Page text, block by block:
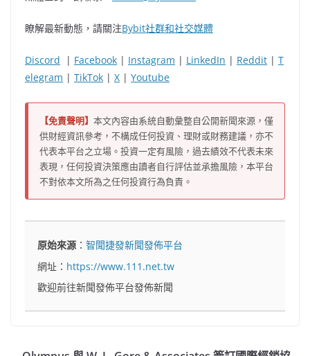
瞭解最新動態，請關注Bybit社群和社交媒體
Discord | Facebook | Instagram | LinkedIn | Reddit | T
elegram | TikTok | X | Youtube
【免責聲明】 本文內容由系統自動彙整自公開新聞來源，僅
供財經資訊參考，不構成任何投資、理財或財務建議，亦不
代表本平台之立場。投資一定有風險，過去績效不代表未來
表現，任何投資決策應由讀者自行評估並承擔風險，本平台
不對依本文所為之任何投資行為負責。
原始來源 ：智聞捷發新聞發佈平台
網址： https://www.111.net.tw
歡迎前往新聞發佈平台發佈新聞